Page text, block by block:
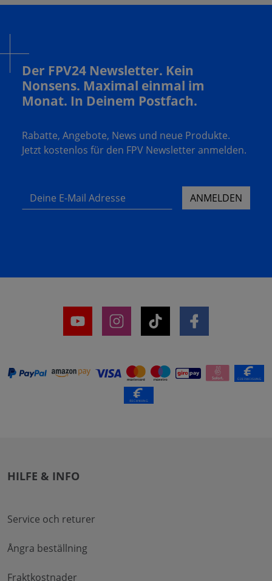
Der FPV24 Newsletter. Kein
Nonsens. Maximal einmal im
Monat. In Deinem Postfach.
Rabatte, Angebote, News und neue Produkte.
Jetzt kostenlos für den FPV Newsletter anmelden.
Deine E-Mail Adresse ANMELDEN
HILFE & INFO
Service och returer
Ångra beställning
Fraktkostnader